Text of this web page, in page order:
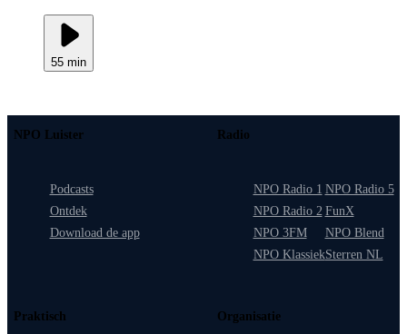
55 min
NPO Luister
Podcasts
Ontdek
Download de app
Radio
NPO Radio 1
NPO Radio 2
NPO 3FM
NPO Klassiek
NPO Radio 5
FunX
NPO Blend
Sterren NL
Praktisch Organisatie